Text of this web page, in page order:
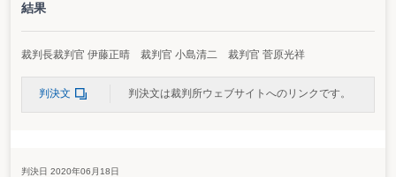
結果
裁判長裁判官 伊藤正晴 裁判官 小島清二 裁判官 菅原光祥
判決文 判決文は裁判所ウェブサイトへのリンクです。
判決日 2020年06月18日